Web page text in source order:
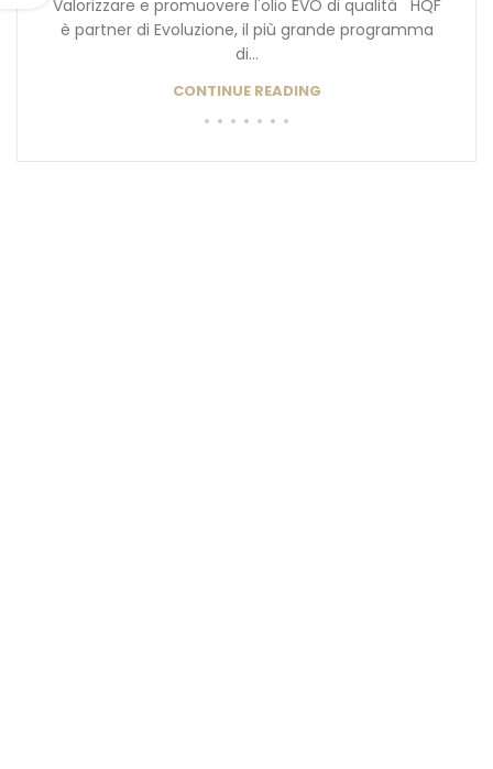
Valorizzare e promuovere l'olio EVO di qualità HQF
è partner di Evoluzione, il più grande programma
di...
CONTINUE READING